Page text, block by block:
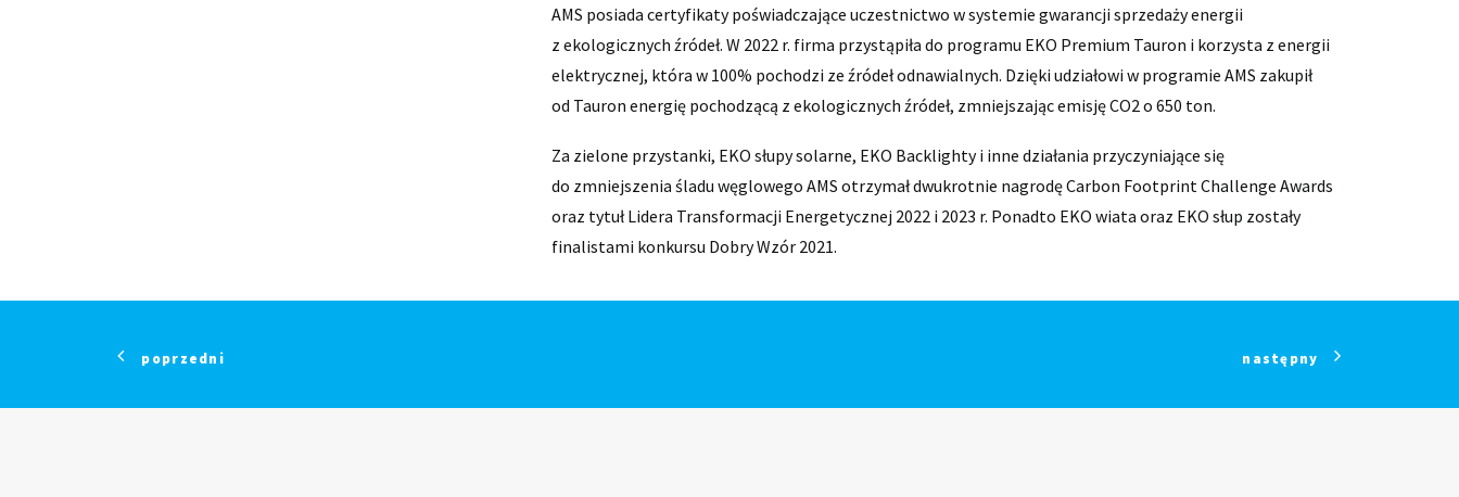
AMS posiada certyfikaty poświadczające uczestnictwo w systemie gwarancji sprzedaży energii
z ekologicznych źródeł. W 2022 r. firma przystąpiła do programu EKO Premium Tauron i korzysta z energii
elektrycznej, która w 100% pochodzi ze źródeł odnawialnych. Dzięki udziałowi w programie AMS zakupił
od Tauron energię pochodzącą z ekologicznych źródeł, zmniejszając emisję CO2 o 650 ton.
Za zielone przystanki, EKO słupy solarne, EKO Backlighty i inne działania przyczyniające się
do zmniejszenia śladu węglowego AMS otrzymał dwukrotnie nagrodę Carbon Footprint Challenge Awards
oraz tytuł Lidera Transformacji Energetycznej 2022 i 2023 r. Ponadto EKO wiata oraz EKO słup zostały
finalistami konkursu Dobry Wzór 2021.
poprzedni następny